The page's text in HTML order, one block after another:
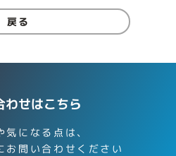
戻る
わせはこちら
気になる点は、
お問い合わせください